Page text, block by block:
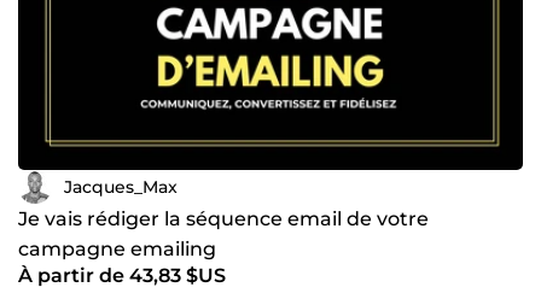
Jacques_Max
Je vais rédiger la séquence email de votre
campagne emailing
À partir de 43,83 $US